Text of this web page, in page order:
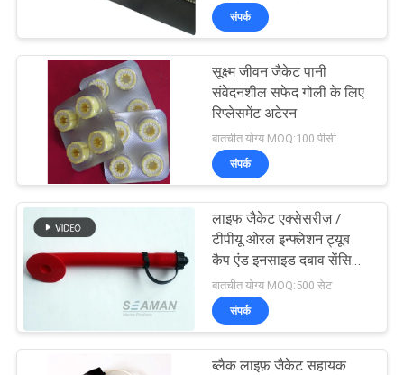
बारे
कारखाना
भ्रमण
गुणवत्ता
नियंत्रण
COMPANY
NEWS
संपर्क
सूक्ष्म जीवन जैकेट पानी
संवेदनशील सफेद गोली के लिए
रिप्लेसमेंट अटेरन
बातचीत योग्य MOQ:100 पीसी
संपर्क
लाइफ जैकेट एक्सेसरीज़ /
टीपीयू ओरल इन्फ्लेशन ट्यूब
कैप एंड इनसाइड दबाव सेंसिटिव
वाल्व के साथ
बातचीत योग्य MOQ:500 सेट
संपर्क
ब्लैक लाइफ़ जैकेट सहायक